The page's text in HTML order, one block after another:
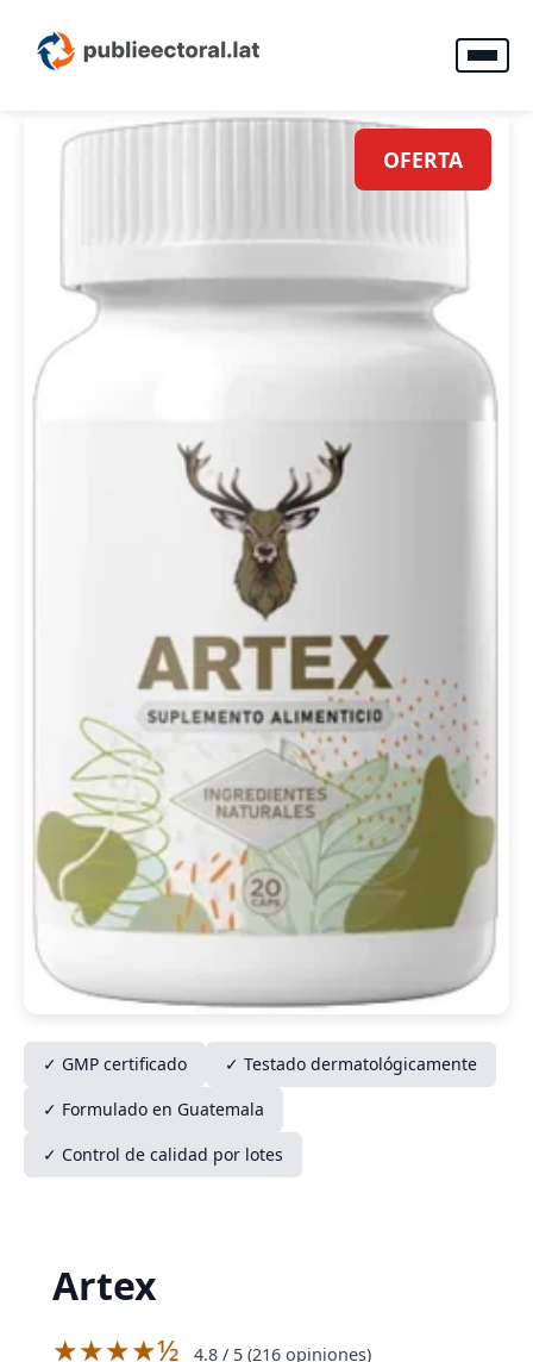
OFERTA
✓ GMP certificado
✓ Testado dermatológicamente
✓ Formulado en Guatemala
✓ Control de calidad por lotes
Artex
★★★★½ 4.8 / 5 (216 opiniones)